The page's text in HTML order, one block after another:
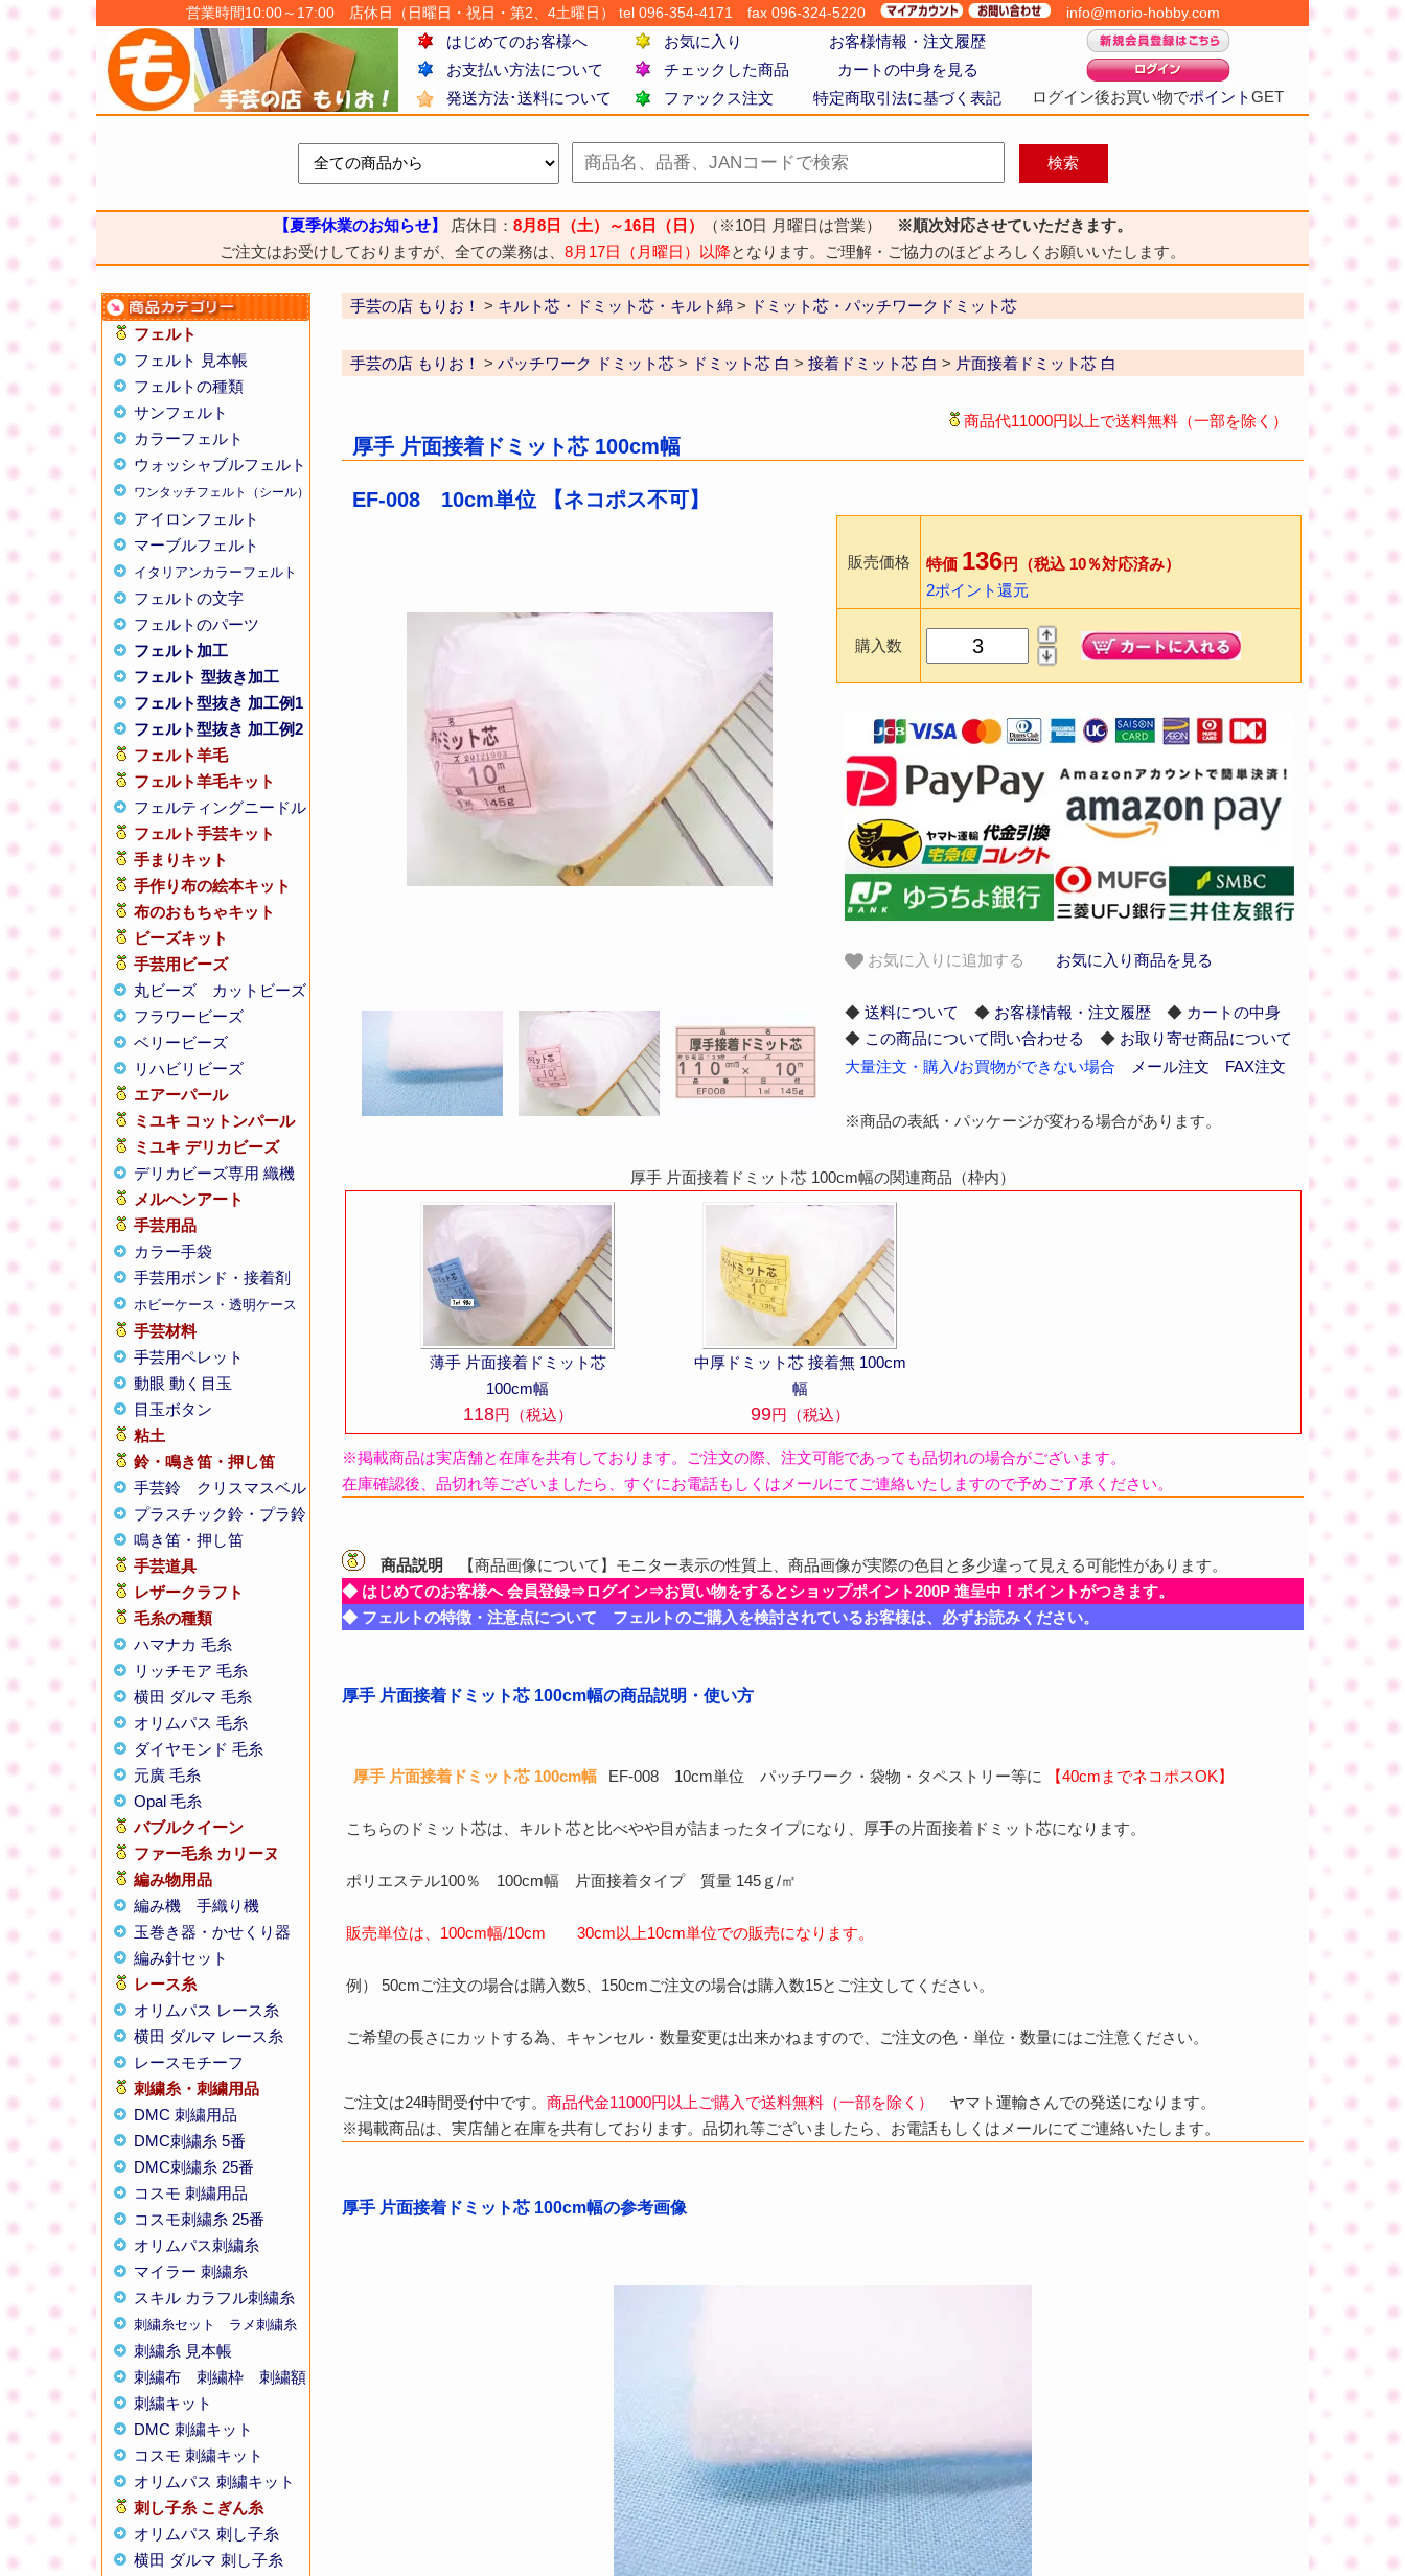
営業時間10:00～17:00 店休日（日曜日・祝日・第2、4土曜日） tel 096-354-4171 fax 096-324-5220 info@morio-hobby.com
はじめてのお客様へ お気に入り お客様情報・注文履歴
ログイン後お買い物でポイントGET
お支払い方法について チェックした商品
カートの中身を見る
発送方法･送料について
ファックス注文 特定商取引法に基づく表記
【夏季休業のお知らせ】 店休日： 8月8日（土）～16日（日） （※10日 月曜日は営業）
※順次対応させていただきます。
ご注文はお受けしておりますが、全ての業務は、 8月17日（月曜日）以降となります。ご理解・ご協力のほどよろしくお願いいたします。
フェルト
フェルト 見本帳
フェルトの種類
サンフェルト
カラーフェルト
ウォッシャブルフェルト
ワンタッチフェルト（シール）
アイロンフェルト
マーブルフェルト
イタリアンカラーフェルト
フェルトの文字
フェルトのパーツ
フェルト加工
フェルト 型抜き加工
フェルト型抜き 加工例1
フェルト型抜き 加工例2
フェルト羊毛
フェルト羊毛キット
フェルティングニードル
フェルト手芸キット
手まりキット
手作り布の絵本キット
布のおもちゃキット
ビーズキット
手芸用ビーズ
丸ビーズ
カットビーズ
フラワービーズ
ベリービーズ
リハビリビーズ
エアーパール
ミユキ コットンパール
ミユキ デリカビーズ
デリカビーズ専用 織機
メルヘンアート
手芸用品
カラー手袋
手芸用ボンド・接着剤
ホビーケース・透明ケース
手芸材料
手芸用ペレット
動眼 動く目玉
目玉ボタン
粘土
鈴・鳴き笛・押し笛
手芸鈴
クリスマスベル
プラスチック鈴・プラ鈴
鳴き笛・押し笛
手芸道具
レザークラフト
毛糸の種類
ハマナカ 毛糸
リッチモア 毛糸
横田 ダルマ 毛糸
オリムパス 毛糸
ダイヤモンド 毛糸
元廣 毛糸
Opal 毛糸
バブルクイーン
ファー毛糸 カリーヌ
編み物用品
編み機
手織り機
玉巻き器・かせくり器
編み針セット
レース糸
オリムパス レース糸
横田 ダルマ レース糸
レースモチーフ
刺繍糸・刺繍用品
DMC 刺繍用品
DMC刺繍糸 5番
DMC刺繍糸 25番
コスモ 刺繍用品
コスモ刺繍糸 25番
オリムパス刺繍糸
マイラー 刺繍糸
スキル カラフル刺繍糸
刺繍糸セット ラメ刺繍糸
刺繍糸 見本帳
刺繍布
刺繍枠
刺繍額
刺繍キット
DMC 刺繍キット
コスモ 刺繍キット
オリムパス 刺繍キット
刺し子糸 こぎん糸
オリムパス 刺し子糸
横田 ダルマ 刺し子糸
手芸の店 もりお！ > キルト芯・ドミット芯・キルト綿 > ドミット芯・パッチワークドミット芯
手芸の店 もりお！ > パッチワーク ドミット芯 > ドミット芯 白 > 接着ドミット芯 白 > 片面接着ドミット芯 白
商品代11000円以上で送料無料（一部を除く）
厚手 片面接着ドミット芯 100cm幅
EF-008 10cm単位 【ネコポス不可】
販売価格 特価 136円（税込 10％対応済み）
2ポイント還元
購入数
お気に入りに追加する お気に入り商品を見る
◆ 送料について ◆ お客様情報・注文履歴◆ カートの中身
◆ この商品について問い合わせる ◆ お取り寄せ商品について
大量注文・購入/お買物ができない場合
メール注文 FAX注文
※商品の表紙・パッケージが変わる場合があります。
厚手 片面接着ドミット芯 100cm幅の関連商品（枠内）
薄手 片面接着ドミット芯
100cm幅
118円（税込）
中厚ドミット芯 接着無 100cm
幅
99円（税込）
※掲載商品は実店舗と在庫を共有しております。ご注文の際、注文可能であっても品切れの場合がございます。
在庫確認後、品切れ等ございましたら、すぐにお電話もしくはメールにてご連絡いたしますので予めご了承ください。
商品説明
【商品画像について】モニター表示の性質上、商品画像が実際の色目と多少違って見える可能性があります。
◆ はじめてのお客様へ 会員登録⇒ログイン⇒お買い物をするとショップポイント200P 進呈中！ポイントがつきます。
◆ フェルトの特徴・注意点について フェルトのご購入を検討されているお客様は、必ずお読みください。
厚手 片面接着ドミット芯 100cm幅の商品説明・使い方
厚手 片面接着ドミット芯 100cm幅 EF-008 10cm単位 パッチワーク・袋物・タペストリー等に 【40cmまでネコポスOK】
こちらのドミット芯は、キルト芯と比べやや目が詰まったタイプになり、厚手の片面接着ドミット芯になります。
ポリエステル100％ 100cm幅 片面接着タイプ 質量 145ｇ/㎡
販売単位は、100cm幅/10cm 30cm以上10cm単位での販売になります。
例） 50cmご注文の場合は購入数5、150cmご注文の場合は購入数15とご注文してください。
ご希望の長さにカットする為、キャンセル・数量変更は出来かねますので、ご注文の色・単位・数量にはご注意ください。
ご注文は24時間受付中です。 商品代金11000円以上ご購入で送料無料（一部を除く）
ヤマト運輸さんでの発送になります。
※掲載商品は、実店舗と在庫を共有しております。品切れ等ございましたら、お電話もしくはメールにてご連絡いたします。
厚手 片面接着ドミット芯 100cm幅の参考画像